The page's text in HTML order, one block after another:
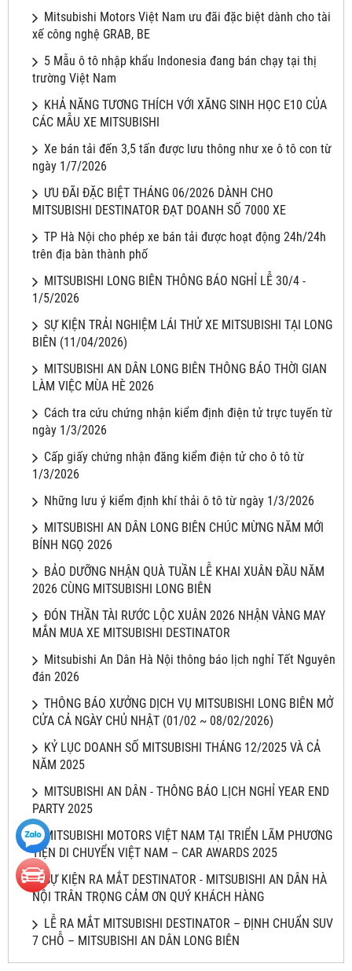
Mitsubishi Motors Việt Nam ưu đãi đặc biệt dành cho tài
xế công nghệ GRAB, BE
5 Mẫu ô tô nhập khẩu Indonesia đang bán chạy tại thị
trường Việt Nam
KHẢ NĂNG TƯƠNG THÍCH VỚI XĂNG SINH HỌC E10 CỦA
CÁC MẪU XE MITSUBISHI
Xe bán tải đến 3,5 tấn được lưu thông như xe ô tô con từ
ngày 1/7/2026
ƯU ĐÃI ĐẶC BIỆT THÁNG 06/2026 DÀNH CHO
MITSUBISHI DESTINATOR ĐẠT DOANH SỐ 7000 XE
TP Hà Nội cho phép xe bán tải được hoạt động 24h/24h
trên địa bàn thành phố
MITSUBISHI LONG BIÊN THÔNG BÁO NGHỈ LỄ 30/4 -
1/5/2026
SỰ KIỆN TRẢI NGHIỆM LÁI THỬ XE MITSUBISHI TẠI LONG
BIÊN (11/04/2026)
MITSUBISHI AN DÂN LONG BIÊN THÔNG BÁO THỜI GIAN
LÀM VIỆC MÙA HÈ 2026
Cách tra cứu chứng nhận kiểm định điện tử trực tuyến từ
ngày 1/3/2026
Cấp giấy chứng nhận đăng kiểm điện tử cho ô tô từ
1/3/2026
Những lưu ý kiểm định khí thải ô tô từ ngày 1/3/2026
MITSUBISHI AN DÂN LONG BIÊN CHÚC MỪNG NĂM MỚI
BÍNH NGỌ 2026
BẢO DƯỠNG NHẬN QUÀ TUẦN LỄ KHAI XUÂN ĐẦU NĂM
2026 CÙNG MITSUBISHI LONG BIÊN
ĐÓN THẦN TÀI RƯỚC LỘC XUÂN 2026 NHẬN VÀNG MAY
MẮN MUA XE MITSUBISHI DESTINATOR
Mitsubishi An Dân Hà Nội thông báo lịch nghỉ Tết Nguyên
đán 2026
THÔNG BÁO XƯỞNG DỊCH VỤ MITSUBISHI LONG BIÊN MỞ
CỬA CẢ NGÀY CHỦ NHẬT (01/02 ~ 08/02/2026)
KỶ LỤC DOANH SỐ MITSUBISHI THÁNG 12/2025 VÀ CẢ
NĂM 2025
MITSUBISHI AN DÂN - THÔNG BÁO LỊCH NGHỈ YEAR END
PARTY 2025
MITSUBISHI MOTORS VIỆT NAM TẠI TRIỂN LÃM PHƯƠNG
TIỆN DI CHUYỂN VIỆT NAM – CAR AWARDS 2025
SỰ KIỆN RA MẮT DESTINATOR - MITSUBISHI AN DÂN HÀ
NỘI TRÂN TRỌNG CẢM ƠN QUÝ KHÁCH HÀNG
LỄ RA MẮT MITSUBISHI DESTINATOR – ĐỊNH CHUẨN SUV
7 CHỖ – MITSUBISHI AN DÂN LONG BIÊN